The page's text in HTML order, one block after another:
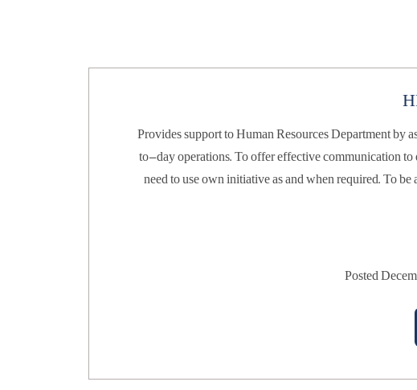
Provides support to Human Resources Department by
Posted